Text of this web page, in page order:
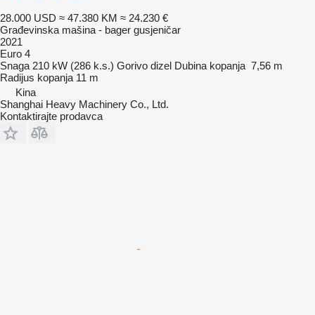
28.000 USD ≈ 47.380 KM ≈ 24.230 €
Građevinska mašina - bager gusjeničar
2021
Euro 4
Snaga 210 kW (286 k.s.) Gorivo dizel Dubina kopanja 7,56 m
Radijus kopanja 11 m
Kina
Shanghai Heavy Machinery Co., Ltd.
Kontaktirajte prodavca